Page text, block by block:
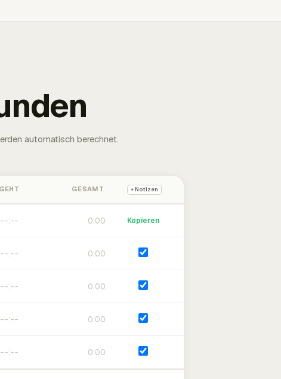
automatisch berechnet.
GEHT GESAMT + Notizen
0:00 Kopieren
0:00
0:00
0:00
0:00